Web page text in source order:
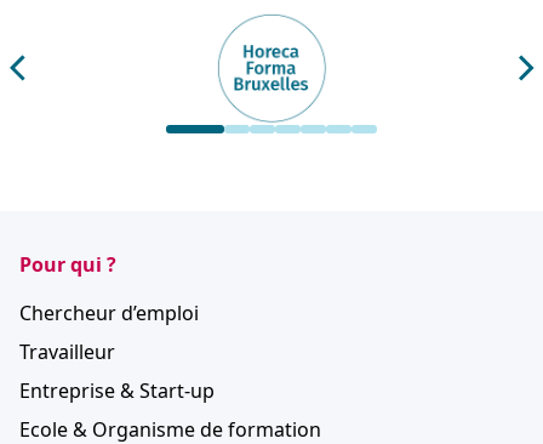
Pour qui ?
Chercheur d’emploi
Travailleur
Entreprise & Start-up
Ecole & Organisme de formation